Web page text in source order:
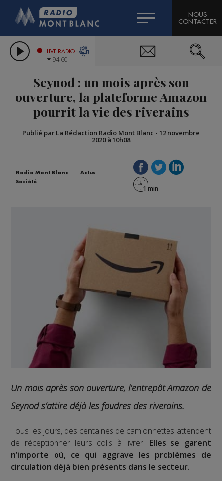
LES CHRONIQUES DE L'EXPERT
CITIZEN MACHINERY
GRAND MASSIF DOMAINES SKIABLES
BIGARD
COMPAGNIE DU MONT-BLANC
NOUS
CONTACTER
LIVE RADIO
94.60
Seynod : un mois après son
ouverture, la plateforme Amazon
pourrit la vie des riverains
Publié par La Rédaction Radio Mont Blanc - 12 novembre
2020 à 10h08
Radio Mont Blanc
Actus
Société
Un mois après son ouverture, l’entrepôt Amazon de
Seynod s’attire déjà les foudres des riverains.
Tous les jours, des centaines de camionnettes attendent
de réceptionner leurs colis à livrer. Elles se garent
n’importe où, ce qui aggrave les problèmes de
circulation déjà bien présents dans le secteur.